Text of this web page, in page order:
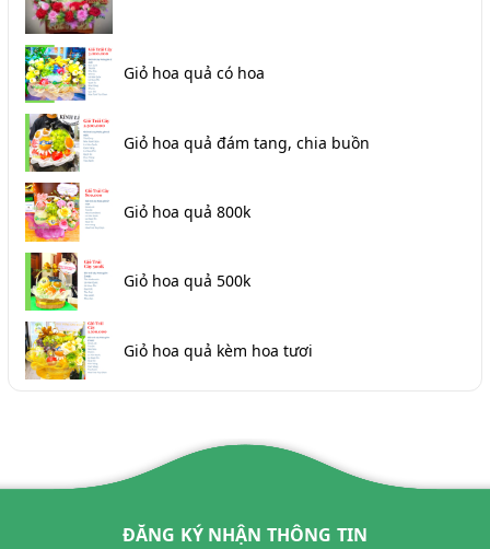
Giỏ hoa quả có hoa
Giỏ hoa quả đám tang, chia buồn
Giỏ hoa quả 800k
Giỏ hoa quả 500k
Giỏ hoa quả kèm hoa tươi
ĐĂNG KÝ NHẬN THÔNG TIN